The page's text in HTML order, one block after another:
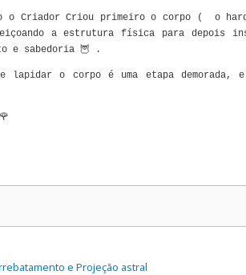
o Criador Criou primeiro o corpo ( o
a estrutura física para depois
e sabedoria 🦉 .
lapidar o corpo é uma etapa demorada,
e Projeção astral